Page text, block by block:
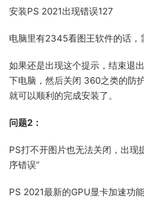
安装PS 2021出现错误127
电脑里有2345看图王软件的话，
如果还是出现这个提示，结束退
下电脑，然后关闭 360之类的防
就可以顺利的完成安装了。
问题2：
PS打不开图片也无法关闭，出现
序错误”
PS 2021最新的GPU显卡加速功